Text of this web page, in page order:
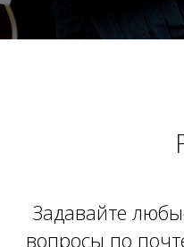
Задавайте
вопросы по